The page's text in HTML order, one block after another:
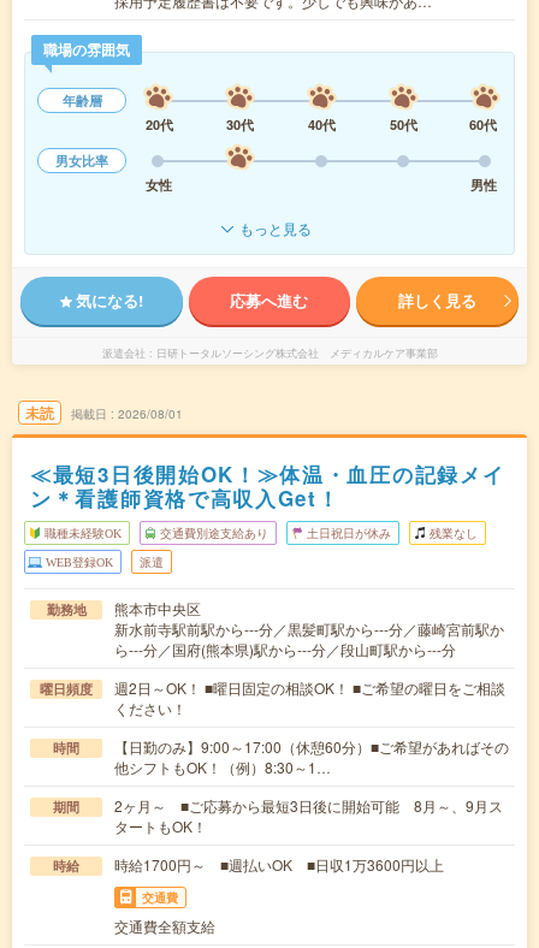
職場の雰囲気
年齢層
20代
30代 40代 50代
60代
男女比率
女性
男性
もっと見る
気になる! 応募へ進む 詳しく見る
派遣会社 日研トータルソーシング株式会社 メディカルケア事業部
未読 掲載日 2026/08/01
≪最短3日後開始OK！≫体温・血圧の記録メイ
ン＊看護師資格で高収入Get！
職種未経験OK 交通費別途支給あり 土日祝日が休み 残業なし
WEB登録OK 派遣
勤務地
熊本市中央区
新水前寺駅前駅から---分／黒髪町駅から---分／藤崎宮前駅か
ら---分／国府(熊本県)駅から---分／段山町駅から---分
曜日頻度
週2日～OK！ ■曜日固定の相談OK！ ■ご希望の曜日をご相談
ください！
時間
【日勤のみ】9:00～17:00（休憩60分）■ご希望があればその
他シフトもOK！（例）8:30～1…
期間
2ヶ月～ ■ご応募から最短3日後に開始可能 8月～、9月ス
タートもOK！
時給 時給1700円～ ■週払いOK ■日収1万3600円以上
交通費
交通費全額支給